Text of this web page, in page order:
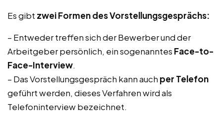
Es gibt zwei Formen des Vorstellungsgesprächs:
– Entweder treffen sich der Bewerber und der
Arbeitgeber persönlich, ein sogenanntes Face-to-
Face-Interview.
– Das Vorstellungsgespräch kann auch per Telefon
geführt werden, dieses Verfahren wird als
Telefoninterview bezeichnet.